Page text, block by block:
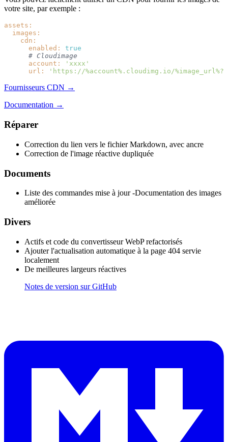
votre site, par exemple :
assets:
images:
cdn:
enabled:
true
# Cloudimage
account:
'xxxx'
url:
'https://%account%.cloudimg.io/
Fournisseurs CDN →
Documentation →
Réparer
Correction du lien vers le fichier Markdown, avec ancre
Correction de l'image réactive dupliquée
Documents
Liste des commandes mise à jour -Documentation des images
améliorée
Divers
Actifs et code du convertisseur WebP refactorisés
Ajouter l'actualisation automatique à la page 404 servie
localement
De meilleures largeurs réactives
Notes de version sur GitHub